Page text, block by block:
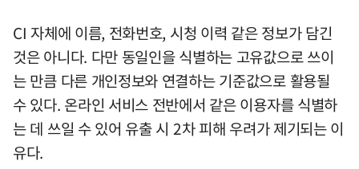
CI 자체에 이름, 전화번호, 시청 이력 같은 정보가 담긴
것은 아니다. 다만 동일인을 식별하는 고유값으로 쓰이
는 만큼 다른 개인정보와 연결하는 기준값으로 활용될
수 있다. 온라인 서비스 전반에서 같은 이용자를 식별하
는 데 쓰일 수 있어 유출 시 2차 피해 우려가 제기되는 이
유다.